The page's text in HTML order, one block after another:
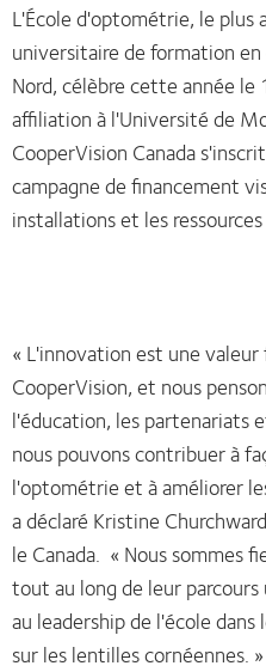
L'École d'optométrie, le plus
universitaire de formation
Nord, célèbre cette année
affiliation à l'Université de
CooperVision Canada
campagne de financement
installations et les
« L'innovation est une
CooperVision, et nous
l'éducation, les partenariats
nous pouvons contribuer à
l'optométrie et à améliorer
a déclaré Kristine
le Canada. « Nous sommes
tout au long de leur
au leadership de l'école
sur les lentilles cornéennes. »